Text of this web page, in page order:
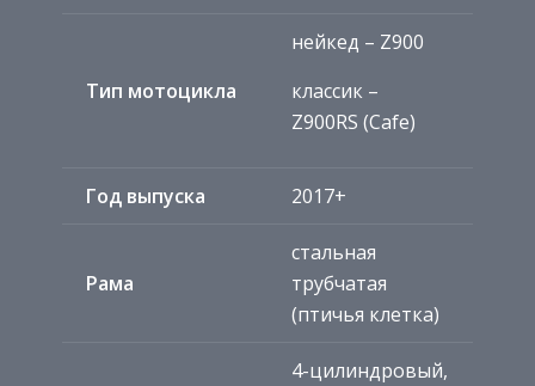
Тип мотоцикла
нейкед – Z900
классик –
Z900RS (Cafe)
Год выпуска 2017+
Рама
стальная
трубчатая
(птичья клетка)
4-цилиндровый,